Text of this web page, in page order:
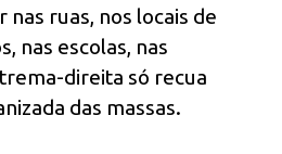
ruas, nos locais de
nas escolas, nas
direita só recua
das massas.